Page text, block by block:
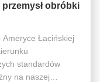
obróbki
Ameryce Łacińskiej
standardów
na naszej